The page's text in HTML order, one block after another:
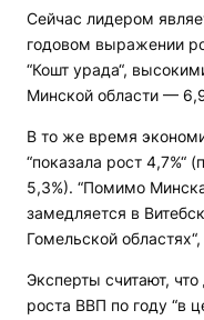
Сейчас лидером
годовом выражении
“Кошт урада“,
Минской области —
В то же время
“показала рост 4,7%“
5,3%). “Помимо
замедляется в
Гомельской
Эксперты считают,
роста ВВП по году “в